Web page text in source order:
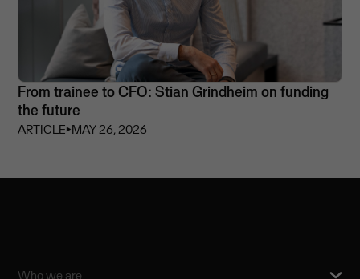
From trainee to CFO: Stian Grindheim on funding
the future
ARTICLE⏵MAY 26, 2026
Who we are